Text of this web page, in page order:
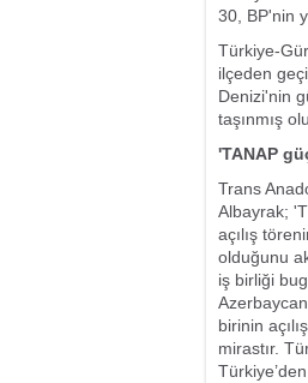
30, BP'nin
Türkiye-
ilçeden
Denizi'nin
taşınmış
'TANAP
Trans
Albayrak;
açılış
olduğunu
iş birliği
birinin
mirastır.